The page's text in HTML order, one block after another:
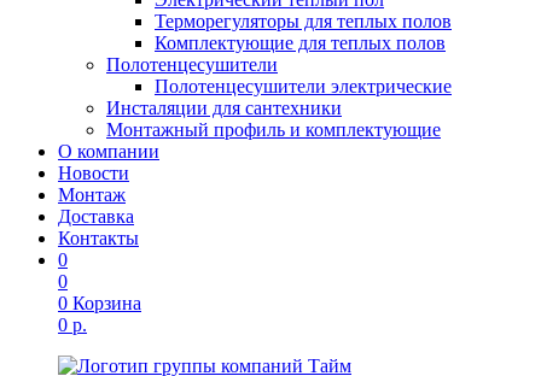
Терморегуляторы для теплых полов
Комплектующие для теплых полов
Полотенцесушители
Полотенцесушители электрические
Инсталяции для сантехники
Монтажный профиль и комплектующие
О компании
Новости
Монтаж
Доставка
Контакты
0
0
0 Корзина
0 р.